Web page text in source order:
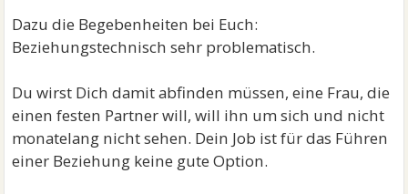
Dazu die Begebenheiten bei Euch:
Beziehungstechnisch sehr problematisch.
Du wirst Dich damit abfinden müssen, eine Frau, die
einen festen Partner will, will ihn um sich und nicht
monatelang nicht sehen. Dein Job ist für das Führen
einer Beziehung keine gute Option.